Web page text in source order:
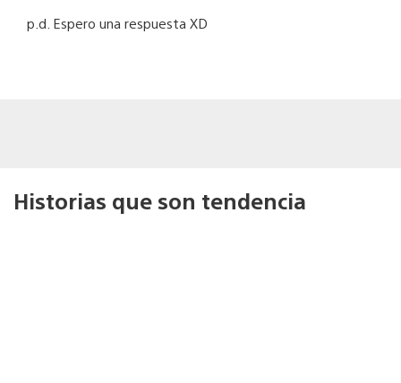
p.d. Espero una respuesta XD
Historias que son tendencia